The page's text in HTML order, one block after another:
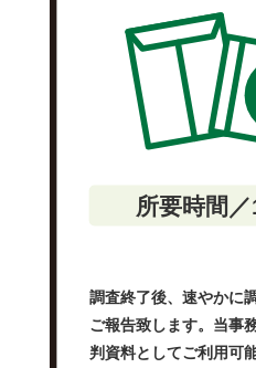
所要時間
調査終了後、速やかに
ご報告致します。当事
判資料としてご利用可